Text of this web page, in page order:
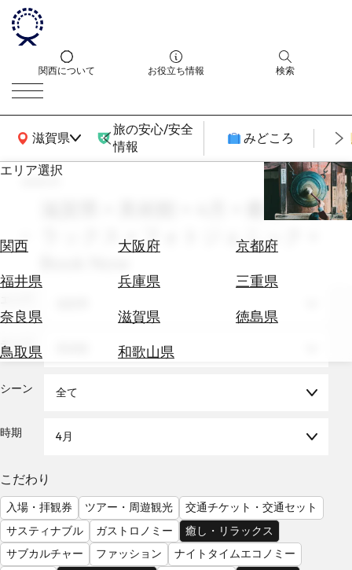
関西について お役立ち情報 検索
滋賀県
関西広域MAP
旅の安心/安全
情報
みどころ
エリア選択
関西 大阪府
京都府
福井県
兵庫県
三重県
奈良県
滋賀県
徳島県
鳥取県
和歌山県
エ
券
テ
を
を
見
る
search
滋賀県 × 美術館 × 4月 × 癒し・リ
ラックス × フォトジェニック ×
テーマ
シーン 全て
時期 4月
こだわり
入場・拝観券 ツアー・周遊観光
交通チケット・交通セット
サスティナブル
ガストロノミー
癒し・リラックス
サブカルチャー
ファッション
ナイトタイムエコノミー